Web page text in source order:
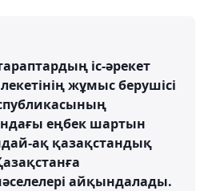
іс-әрекет
жұмыс берушісі
еңбек шартын
ақ қазақстандық
айқындалады.